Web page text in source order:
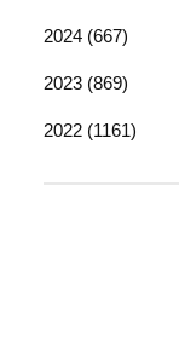
2024 (667)
2023 (869)
2022 (1161)